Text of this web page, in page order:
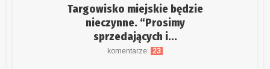
Targowisko miejskie będzie
nieczynne. “Prosimy
sprzedających i...
komentarze: 23